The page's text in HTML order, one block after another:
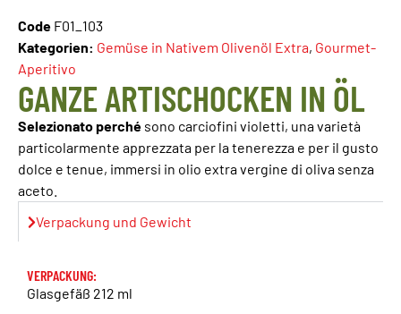
Code F01_103
Kategorien: Gemüse in Nativem Olivenöl Extra, Gourmet-
Aperitivo
GANZE ARTISCHOCKEN IN ÖL
Selezionato perché sono carciofini violetti, una varietà
particolarmente apprezzata per la tenerezza e per il gusto
dolce e tenue, immersi in olio extra vergine di oliva senza
aceto.
Verpackung und Gewicht
VERPACKUNG:
Glasgefäß 212 ml